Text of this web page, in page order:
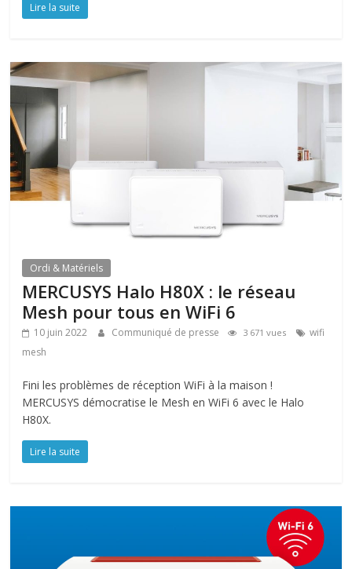
Lire la suite
Ordi & Matériels
MERCUSYS Halo H80X : le réseau
Mesh pour tous en WiFi 6
10 juin 2022 Communiqué de presse 3 671 vues
wifi
mesh
Fini les problèmes de réception WiFi à la maison !
MERCUSYS démocratise le Mesh en WiFi 6 avec le Halo
H80X.
Lire la suite